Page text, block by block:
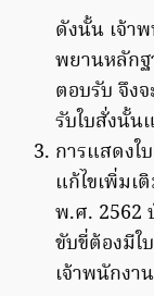
ดังนั้น เจ้า
พยานหลัก
ตอบรับ จึงจ
รับใบสั่งนั้น
การแสดง
แก้ไขเพิ่มเ
พ.ศ. 2562
ขับขี่ต้องมี
เจ้าพนักงา